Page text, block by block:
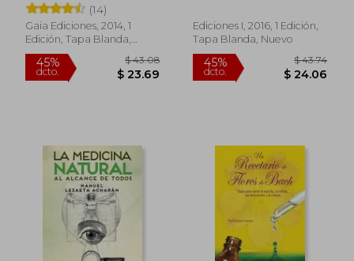
(14)
Gaia Ediciones, 2014, 1
Edición, Tapa Blanda,
Nuevo
45%
Ediciones I, 2016, 1 Edición,
Tapa Blanda, Nuevo
45%
dcto.